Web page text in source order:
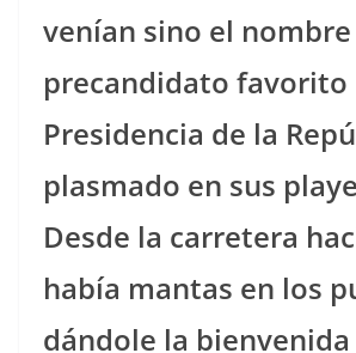
venían sino el nombre
precandidato favorito
Presidencia de la
plasmado en sus
Desde la carretera
había mantas en los
dándole la bienvenida